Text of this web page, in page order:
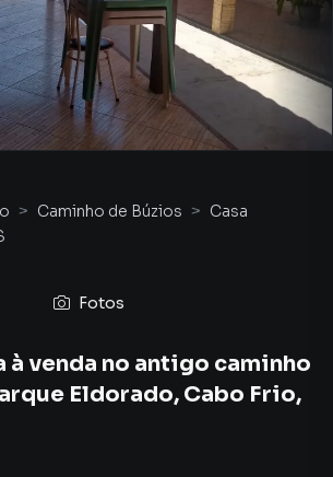
Caminho de Búzios
Casa
Fotos
à venda no antigo caminho
Eldorado, Cabo Frio,